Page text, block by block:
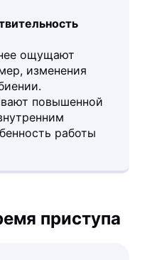
ощущают
изменения
повышенной
работы
приступа